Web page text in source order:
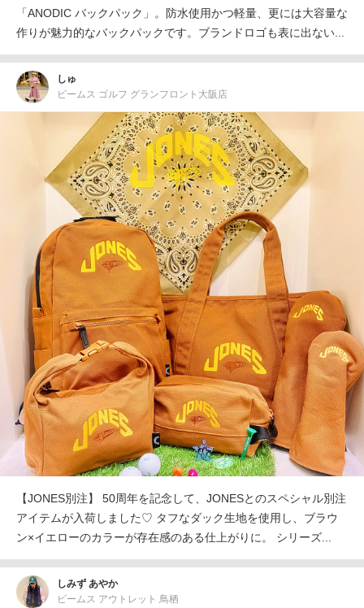
「ANODIC バックパック」。防水使用かつ軽量、更には大容量な
作りが魅力的なバックパックです。ブランドロゴも表に出ない...
しゅ
ビームス ゴルフ グランフロント大阪店
【JONES別注】 50周年を記念して、JONESとのスペシャル別注
アイテムが入荷しました♡ タフなダック生地を使用し、ブラウ
ン×イエローのカラーが存在感のある仕上がりに。 シリーズ...
しみず あやか
ビームス アウトレット 鳥栖